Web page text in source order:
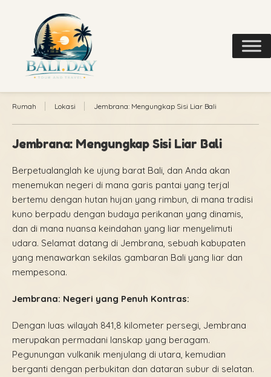
Rumah Lokasi Jembrana: Mengungkap Sisi Liar Bali
Jembrana: Mengungkap Sisi Liar Bali
Berpetualanglah ke ujung barat Bali, dan Anda akan
menemukan negeri di mana garis pantai yang terjal
bertemu dengan hutan hujan yang rimbun, di mana tradisi
kuno berpadu dengan budaya perikanan yang dinamis,
dan di mana nuansa keindahan yang liar menyelimuti
udara. Selamat datang di Jembrana, sebuah kabupaten
yang menawarkan sekilas gambaran Bali yang liar dan
mempesona.
Jembrana: Negeri yang Penuh Kontras:
Dengan luas wilayah 841,8 kilometer persegi, Jembrana
merupakan permadani lanskap yang beragam.
Pegunungan vulkanik menjulang di utara, kemudian
berganti dengan perbukitan dan dataran subur di selatan.